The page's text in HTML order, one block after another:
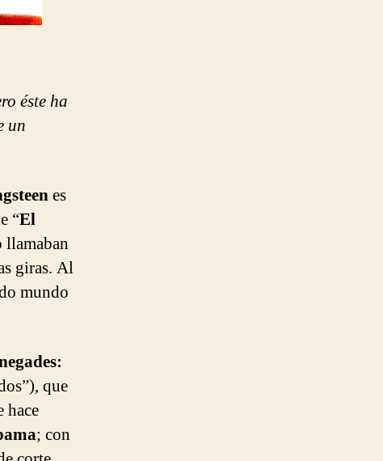
éste ha
un
es
“El
llamaban
giras. Al
mundo
que
hace
; con